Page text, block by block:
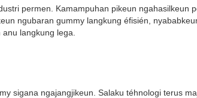
permen. Kamampuhan pikeun
ngubaran gummy langkung éfisién,
langkung lega.
sigana ngajangjikeun. Salaku téhnologi terus